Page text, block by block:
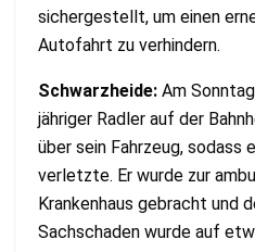
sichergestellt, um einen
Autofahrt zu verhindern.
Schwarzheide: Am
jähriger Radler auf der
über sein Fahrzeug, sodass
verletzte. Er wurde zur
Krankenhaus gebracht und
Sachschaden wurde auf